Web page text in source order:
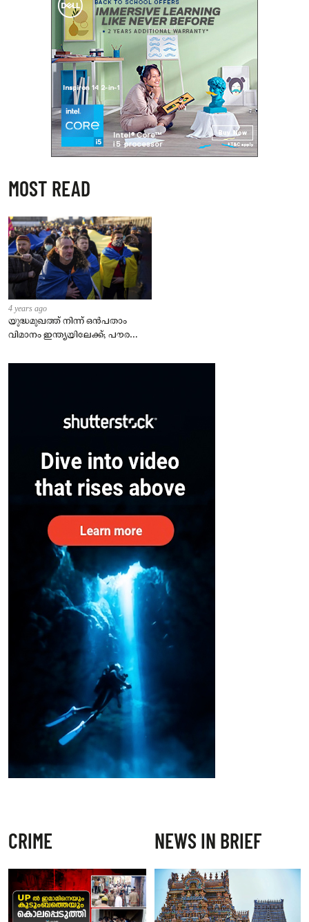
MOST READ
4 years ago
യുദ്ധമുഖത്ത് നിന്ന് ഒൻപതാം
വിമാനം ഇന്ത്യയിലേക്ക്; പൗരന്മാർ
– കേന്ദ്രം
CRIME NEWS IN BRIEF